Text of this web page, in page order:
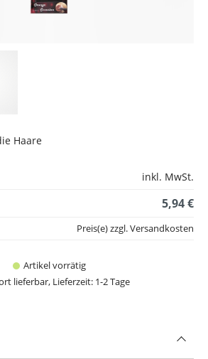
Haare
inkl. MwSt.
5,94 €
Artikel vorrätig
lieferbar, Lieferzeit: 1-2 Tage
Preis(e) zzgl. Versandkosten